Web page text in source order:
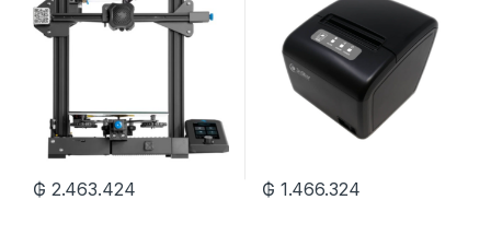
₲ 2.463.424 ₲ 1.466.324